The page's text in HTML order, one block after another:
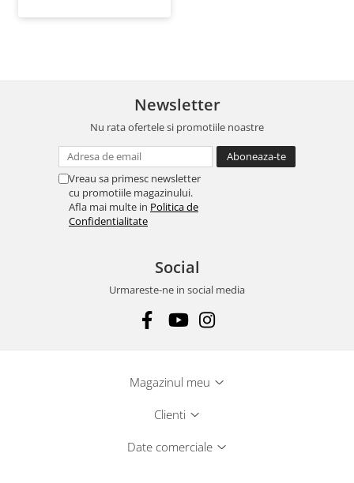
Newsletter
Nu rata ofertele si promotiile noastre
Vreau sa primesc newsletter
cu promotiile magazinului.
Afla mai multe in Politica de
Confidentialitate
Social
Urmareste-ne in social media
Magazinul meu
Clienti
Date comerciale